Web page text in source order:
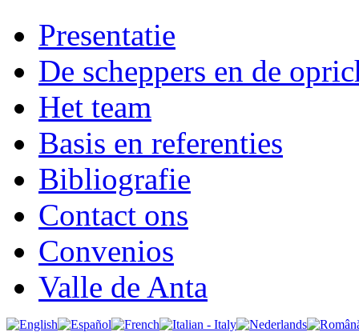
Presentatie
De scheppers en de
Het team
Basis en referenties
Bibliografie
Contact ons
Convenios
Valle de Anta